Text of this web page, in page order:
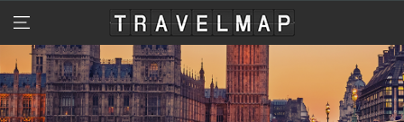
travelmap
메
뉴
기